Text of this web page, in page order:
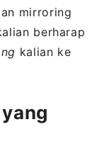
mirroring
berharap
kalian ke